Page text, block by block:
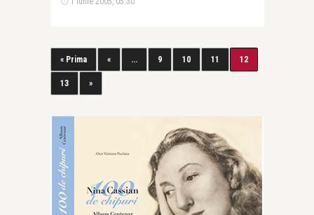
« Prima « ... 9 10 11 12
13 »